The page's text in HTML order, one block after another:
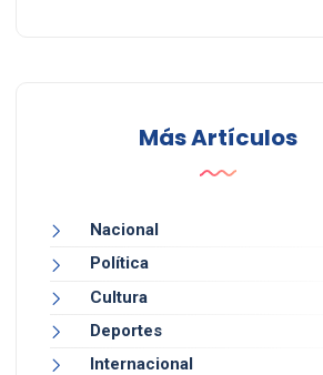
Más Artículos
Nacional
Política
Cultura
Deportes
Internacional